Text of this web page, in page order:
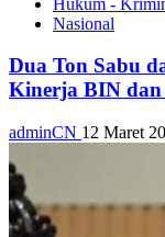
Nasional
Dua Ton Sabu
Kinerja BIN
adminCN 12 Maret